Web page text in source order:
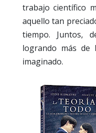
trabajo científico
aquello tan
tiempo. Juntos,
logrando más de
imaginado.